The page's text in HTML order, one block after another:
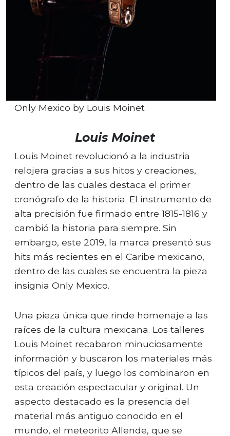
Only Mexico by Louis Moinet
Louis Moinet
Louis Moinet revolucionó a la industria
relojera gracias a sus hitos y creaciones,
dentro de las cuales destaca el primer
cronógrafo de la historia. El instrumento de
alta precisión fue firmado entre 1815-1816 y
cambió la historia para siempre. Sin
embargo, este 2019, la marca presentó sus
hits más recientes en el Caribe mexicano,
dentro de las cuales se encuentra la pieza
insignia Only Mexico.
Una pieza única que rinde homenaje a las
raíces de la cultura mexicana. Los talleres
Louis Moinet recabaron minuciosamente
información y buscaron los materiales más
típicos del país, y luego los combinaron en
esta creación espectacular y original. Un
aspecto destacado es la presencia del
material más antiguo conocido en el
mundo, el meteorito Allende, que se